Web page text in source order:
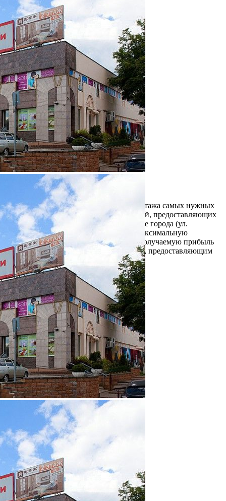
Торговый центр
Раменское
Связаться с торговым центром
Торговый центр "Раменское" – это три этажа самых нужных
магазинов и представительства компаний, предоставляющих
услуги. ТЦ располагается в самом центре города (ул.
Михалевича), что позволяет охватить максимальную
аудиторию покупателей и наращивать получаемую прибыль
как магазинам, так и предпринимателям, предоставляющим
услуги (пар...
5354 (+2)
Информация о ТЦ
О компании
Арендаторы
Условия сотрудничества
Контакты
Новости торгового центра
Фотогалерея
О ТЦ "Раменское"
Название:
Раменское
Дата открытия:
Вид / тип объекта:
Торговый центр
Раменское (Москва / Московская обл)
Расположение:
улица Михалевича, 5
Общая площадь здания:
5 000 м 2
Сдаваемая в аренду площадь здания:
5 000 м2
Этажность:
3 этажа